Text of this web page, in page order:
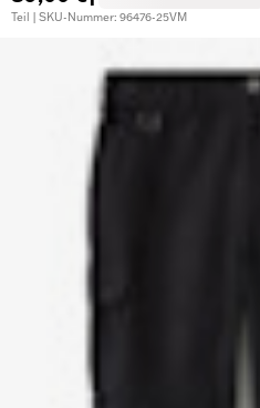
Teil | SKU-Nummer: 96476-25VM